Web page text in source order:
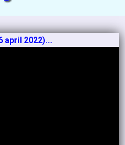
april 2022)...